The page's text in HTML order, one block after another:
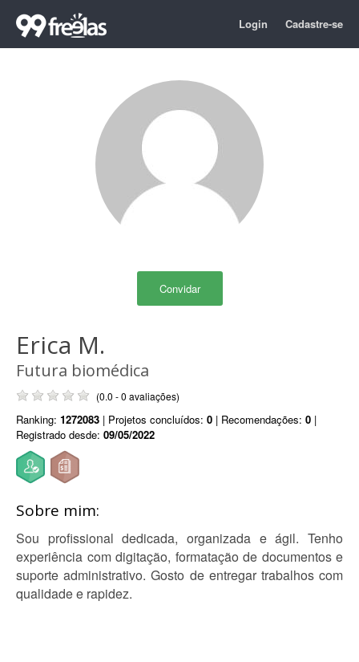
Login Cadastre-se
Convidar
Erica M.
Futura biomédica
(0.0 - 0 avaliações)
Ranking: 1272083 | Projetos concluídos: 0 | Recomendações: 0 |
Registrado desde: 09/05/2022
Sobre mim:
Sou profissional dedicada, organizada e ágil. Tenho
experiência com digitação, formatação de documentos e
suporte administrativo. Gosto de entregar trabalhos com
qualidade e rapidez.